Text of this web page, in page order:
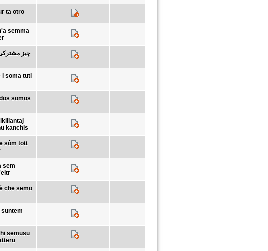
ta otro
semma
چیز
i soma tuti
somos
kanchis
sòm tott
sem
che semo
semusu